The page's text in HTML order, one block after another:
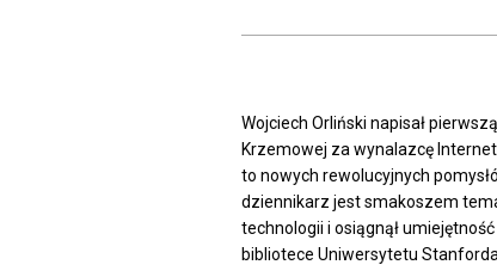
Wojciech Orliński napisał
Krzemowej za wynalazcę
to nowych rewolucyjnych
dziennikarz jest smakoszem
technologii i osiągnął
bibliotece Uniwersytetu